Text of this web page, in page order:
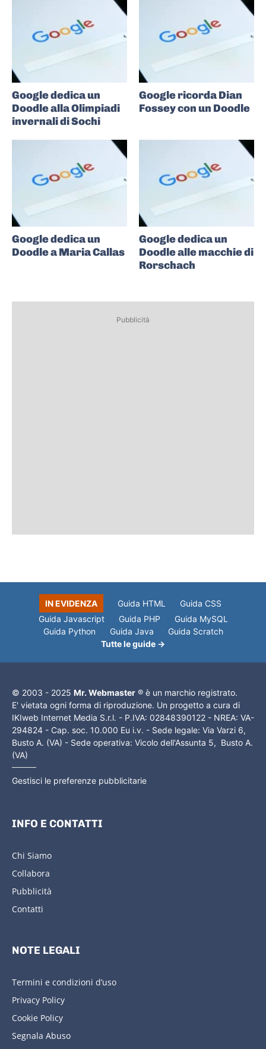
Google dedica un
Doodle alla Olimpiadi
invernali di Sochi
Google ricorda Dian
Fossey con un Doodle
Google dedica un
Doodle a Maria Callas
Google dedica un
Doodle alle macchie di
Rorschach
Pubblicità
IN EVIDENZA Guida HTML
Guida CSS
Guida Javascript
Guida PHP
Guida MySQL
Guida Python
Guida Java
Guida Scratch
Tutte le guide →
© 2003 - 2025 Mr. Webmaster ® è un marchio registrato.
E' vietata ogni forma di riproduzione. Un progetto a cura di
IKIweb Internet Media S.r.l. - P.IVA: 02848390122 - NREA: VA-
294824 - Cap. soc. 10.000 Eu i.v. - Sede legale: Via Varzi 6,
Busto A. (VA) - Sede operativa: Vicolo dell'Assunta 5, Busto A.
(VA)
Gestisci le preferenze pubblicitarie
INFO E CONTATTI
Chi Siamo
Collabora
Pubblicità
Contatti
NOTE LEGALI
Termini e condizioni d’uso
Privacy Policy
Cookie Policy
Segnala Abuso